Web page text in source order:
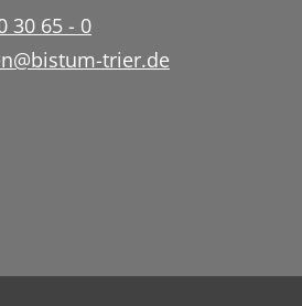
30 65 - 0
trier.de